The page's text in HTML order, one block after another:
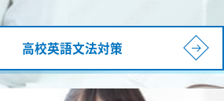
高校英語文法対策